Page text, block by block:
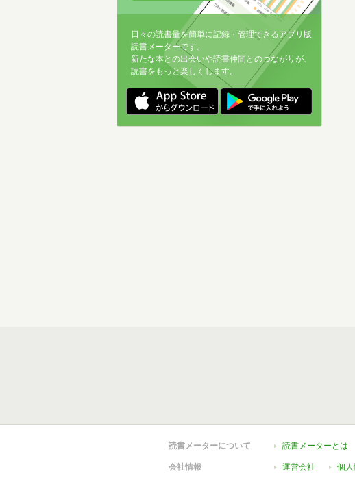
日々の読書量を簡単に記録・管理できるアプリ版
読書メーターです。
新たな本との出会いや読書仲間とのつながりが、
読書をもっと楽しくします。
読書メーターについて 読書メーターとは
会社情報 運営会社 個